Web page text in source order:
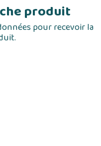
produit
pour recevoir la